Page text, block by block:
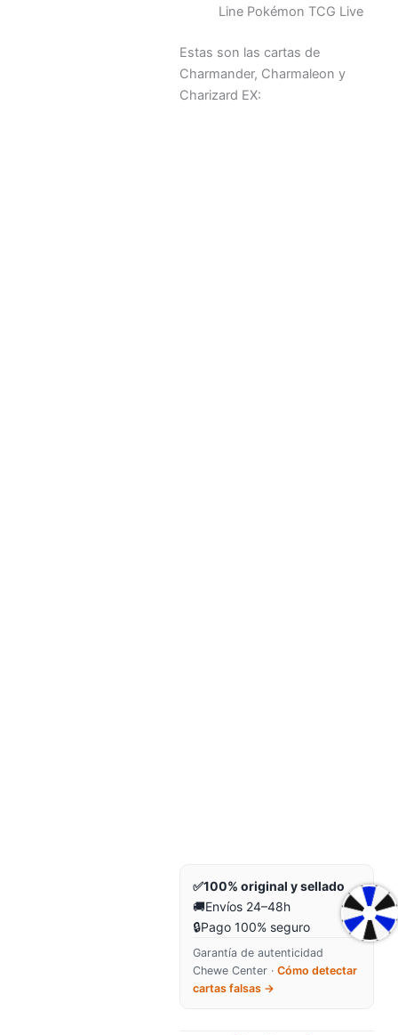
Line Pokémon TCG Live
Estas son las cartas de
Charmander, Charmaleon y
Charizard EX:
✅100% original y sellado
🚚Envíos 24–48h
🔒Pago 100% seguro
Garantía de autenticidad
Chewe Center ·Cómo detectar
cartas falsas →